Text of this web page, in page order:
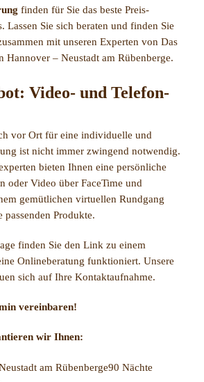
finden für Sie das beste Preis-
Lassen Sie sich beraten und finden Sie
mit unseren Experten von Das
Hannover – Neustadt am Rübenberge.
Video- und Telefon-
vor Ort für eine individuelle und
ist nicht immer zwingend notwendig.
bieten Ihnen eine persönliche
oder Video über FaceTime und
gemütlichen virtuellen Rundgang
Produkte.
finden Sie den Link zu einem
Onlineberatung funktioniert. Unsere
sich auf Ihre Kontaktaufnahme.
vereinbaren!
wir Ihnen:
90 Nächte